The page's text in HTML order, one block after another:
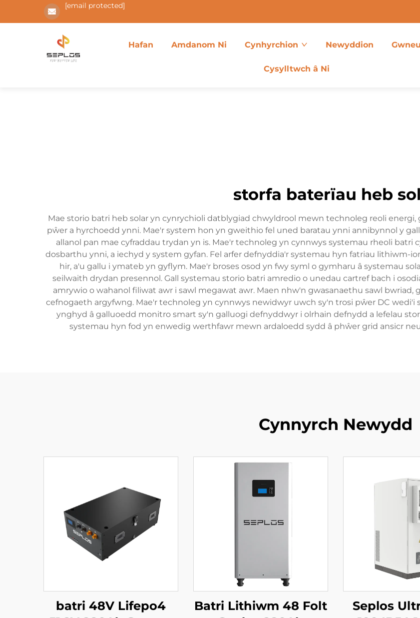
[email protected]
Hafan Amdanom Ni Cynhyrchion Newyddion
Cysylltwch â Ni
storfa baterïau heb
Mae storio batri heb solar yn cynrychioli datblygiad chwyldrool mewn technoleg reoli
pŵer a hyrchoedd ynni. Mae'r system hon yn gweithio fel uned baratau ynni annibynnol y
allanol pan mae cyfraddau trydan yn is. Mae'r technoleg yn cynnwys systemau rheoli
dosbarthu ynni, a iechyd y system gyfan. Fel arfer defnyddia'r systemau hyn fatriau lithiwm-
hir, a'u gallu i ymateb yn gyflym. Mae'r broses osod yn fwy syml o gymharu â systemau
seilwaith drydan presennol. Gall systemau storio batri amredio o unedau cartref bach i
amrywio o wahanol filiwat awr i sawl megawat awr. Maen nhw'n gwasanaethu sawl
cefnogaeth argyfwng. Mae'r technoleg yn cynnwys newidwyr uwch sy'n trosi pŵer DC wedi'i
ynghyd â galluoedd monitro smart sy'n galluogi defnyddwyr i olrhain defnydd a lefelau
systemau hyn fod yn enwedig werthfawr mewn ardaloedd sydd â phŵer grid ansicr
Cynnyrch Newydd
batri 48V Lifepo4
Batri Lithiwm 48 Folt
Seplos